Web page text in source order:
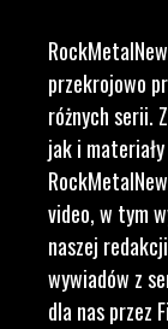
przekrojowo
różnych serii.
jak i
video, w tym
naszej
wywiadów z
dla nas przez